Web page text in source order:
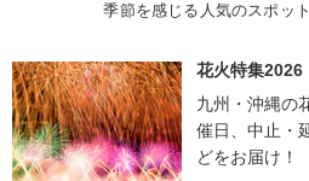
季節を感じる人気のスポッ
花火特集2026
九州・沖縄の
催日、中止・
どをお届け！